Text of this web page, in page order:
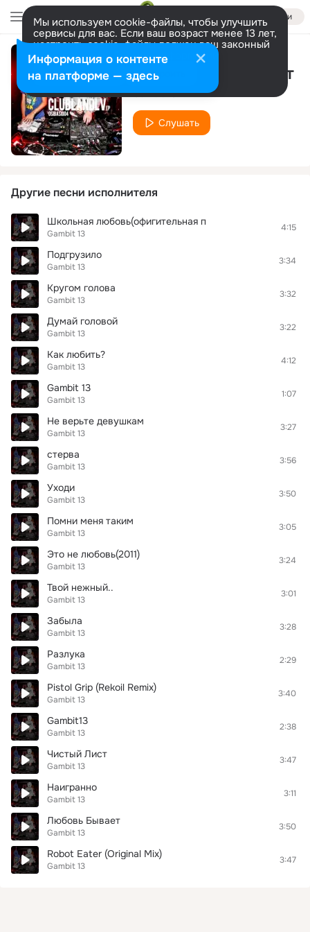
Войти
Мы используем cookie-файлы, чтобы улучшить
сервисы для вас. Если ваш возраст менее 13 лет,
настроить cookie-файлы должен ваш законный
представитель. Больше информации
Разрешить все Настроить
Любовь не умирает
Gambit 13
Слушать
Другие песни исполнителя
Школьная любовь(офигительная п
Gambit 13
4:15
Подгрузило
Gambit 13
3:34
Кругом голова
Gambit 13
3:32
Думай головой
Gambit 13
3:22
Как любить?
Gambit 13
4:12
Gambit 13
Gambit 13
1:07
Не верьте девушкам
Gambit 13
3:27
стерва
Gambit 13
3:56
Уходи
Gambit 13
3:50
Помни меня таким
Gambit 13
3:05
Это не любовь(2011)
Gambit 13
3:24
Твой нежный..
Gambit 13
3:01
Забыла
Gambit 13
3:28
Разлука
Gambit 13
2:29
Pistol Grip (Rekoil Remix)
Gambit 13
3:40
Gambit13
Gambit 13
2:38
Чистый Лист
Gambit 13
3:47
Наигранно
Gambit 13
3:11
Любовь Бывает
Gambit 13
3:50
Robot Eater (Original Mix)
Gambit 13
3:47
Информация о контенте
на платформе — здесь